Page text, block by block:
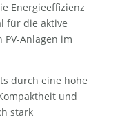
Energieeffizienz
für die aktive
Anlagen im
durch eine hohe
und
stark